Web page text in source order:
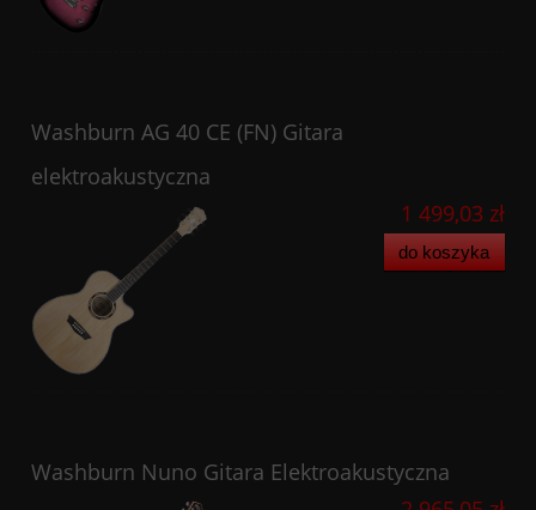
Washburn AG 40 CE (FN) Gitara
elektroakustyczna
1 499,03 zł
do koszyka
Washburn Nuno Gitara Elektroakustyczna